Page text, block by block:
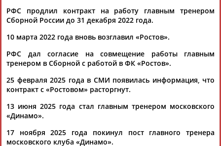
(Проект:Информационное агентство СТАДИОН)
13.11.2025
Владимир Сабадаш: "Зенит" и "Динамо" сыграют два матча
...1929 года) "разобрали на атомы" самарский клуб.
Валерий
Карпинто ли по необходимости, то ли по наитию... Это
синхронно крупно победили своих соперников в
заключительном туре к...
23.10.2025
что хочется Михаилу Дегтяреву
Главный тренер сборной России по футболу
РФС продлил контракт на работу главным тренером
Сборной России до 31 декабря 2022 года.
10 марта 2022 года вновь возглавил «Ростов».
РФС дал согласие на совмещение работы главным
тренером в Сборной с работой в ФК «Ростов».
25 февраля 2025 года в СМИ появилась информация, что
контракт с «Ростовом» расторгнут.
13 июня 2025 года стал главным тренером московского
«Динамо».
17 ноября 2025 года покинул пост главного тренера
московского клуба «Динамо».